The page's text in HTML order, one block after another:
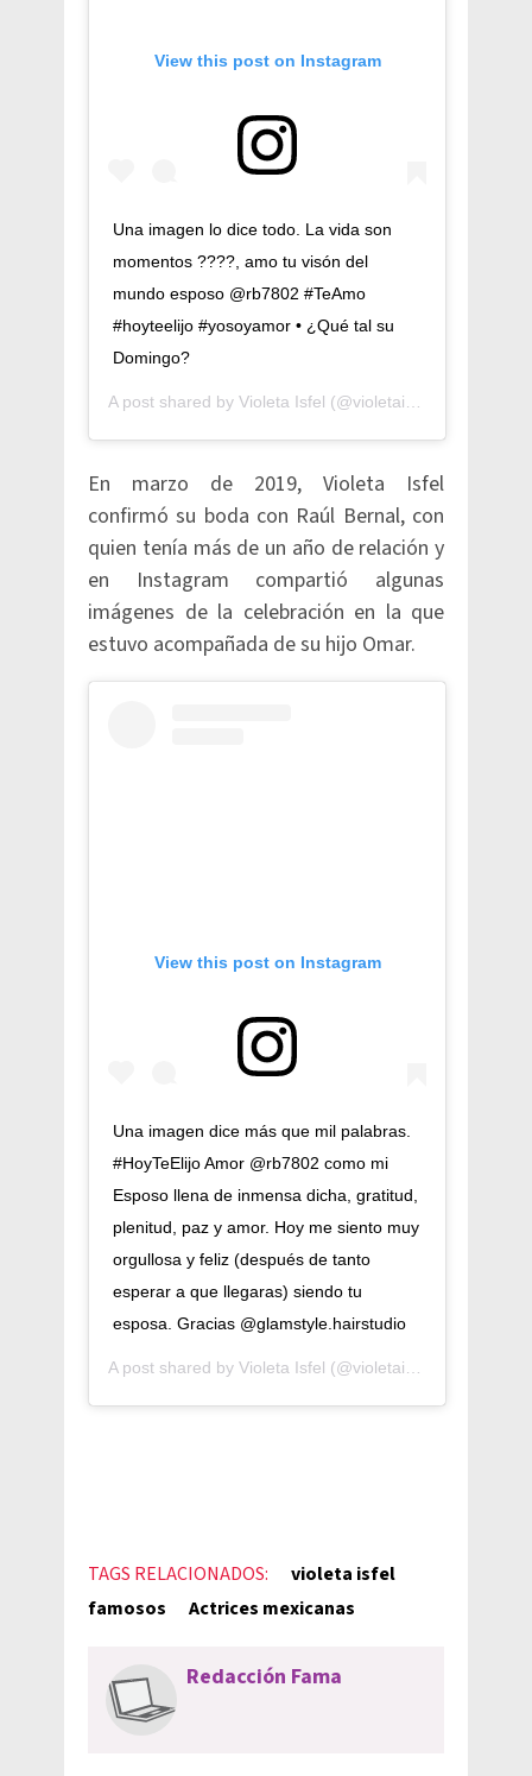
View this post on Instagram
Una imagen lo dice todo. La vida son
momentos ????, amo tu visón del
mundo esposo @rb7802 #TeAmo
#hoyteelijo #yosoyamor • ¿Qué tal su
Domingo?
A post shared by Violeta Isfel (@violetaisfel) on
En marzo de 2019, Violeta Isfel
confirmó su boda con Raúl Bernal, con
quien tenía más de un año de relación y
en Instagram compartió algunas
imágenes de la celebración en la que
estuvo acompañada de su hijo Omar.
View this post on Instagram
Una imagen dice más que mil palabras.
#HoyTeElijo Amor @rb7802 como mi
Esposo llena de inmensa dicha, gratitud,
plenitud, paz y amor. Hoy me siento muy
orgullosa y feliz (después de tanto
esperar a que llegaras) siendo tu
esposa. Gracias @glamstyle.hairstudio
A post shared by Violeta Isfel (@violetaisfel) on
TAGS RELACIONADOS:
violeta isfel
famosos
Actrices mexicanas
Redacción Fama